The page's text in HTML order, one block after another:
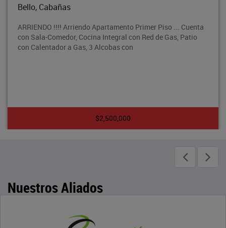
Bello, Cabañas
ARRIENDO !!!! Arriendo Apartamento Primer Piso ... Cuenta
con Sala-Comedor, Cocina Integral con Red de Gas, Patio
con Calentador a Gas, 3 Alcobas con
$2,500,000
Nuestros Aliados